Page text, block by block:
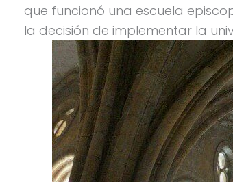
que funcionó una escuela
la decisión de implementar la